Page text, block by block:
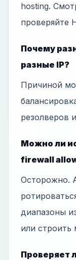
hosting.
проверяйте
Почему
разные IP?
Причиной
резолверов
Можно ли
firewall
Осторожно.
диапазоны
или строить
Проверяет